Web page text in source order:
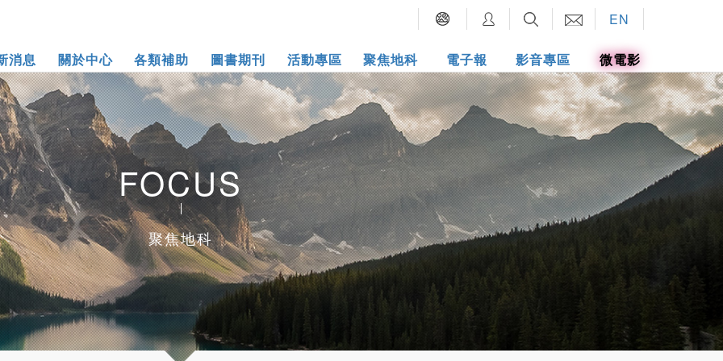
EN
消息 關於中心 各類補助 圖書期刊 活動專區 聚焦地科 電子報 影音專區 微電影
FOCUS
聚焦地科